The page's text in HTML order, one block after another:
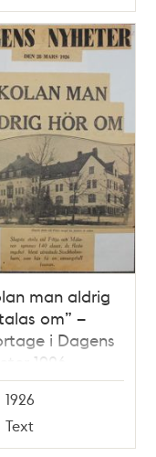
man aldrig
om” –
i Dagens
1926
1926
Text